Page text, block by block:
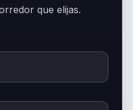
que elijas.